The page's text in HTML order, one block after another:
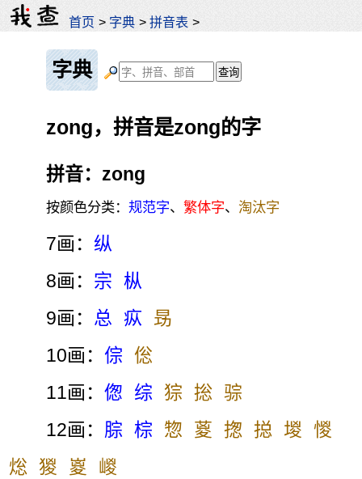
首页 > 字典 >拼音表 >
字典
zong，拼音是zong的字
拼音：zong
按颜色分类：规范字、繁体字、淘汰字
7画： 纵
8画： 宗 枞
9画： 总 疭
昮
10画：倧 倊
11画：偬 综 猔 捴 骔
12画： 腙 棕 惣 葼 揔 搃 堫 惾
焧
猣 嵏
嵕